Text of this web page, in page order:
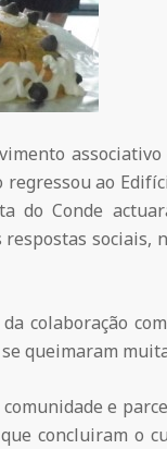
ao
Conde
sociais,
colaboração
queimaram
e
concluiram o